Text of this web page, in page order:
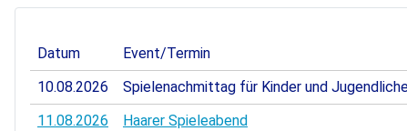
Datum
Event/Termin
10.08.2026
Spielenachmittag für Kinder und
11.08.2026
Haarer Spieleabend